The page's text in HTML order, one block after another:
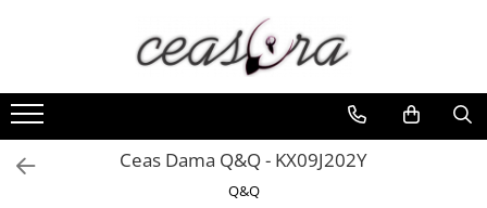
Toate Produsele
Baterii
AA, AAA, 9V
Accesorii baterii
Ceas Dama Q&Q - KX09J202Y
Q&Q